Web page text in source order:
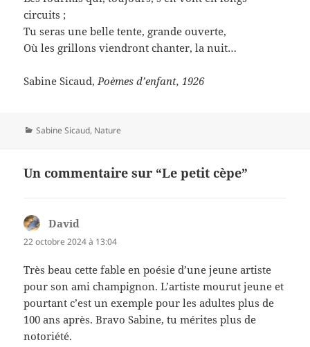
circuits ;
Tu seras une belle tente, grande ouverte,
Où les grillons viendront chanter, la nuit…
Sabine Sicaud, Poèmes d’enfant, 1926
Catégories
Sabine Sicaud, Nature
Un commentaire sur “Le petit cèpe”
David
22 octobre 2024 à 13:04
Très beau cette fable en poésie d’une jeune artiste
pour son ami champignon. L’artiste mourut jeune et
pourtant c’est un exemple pour les adultes plus de
100 ans après. Bravo Sabine, tu mérites plus de
notoriété.